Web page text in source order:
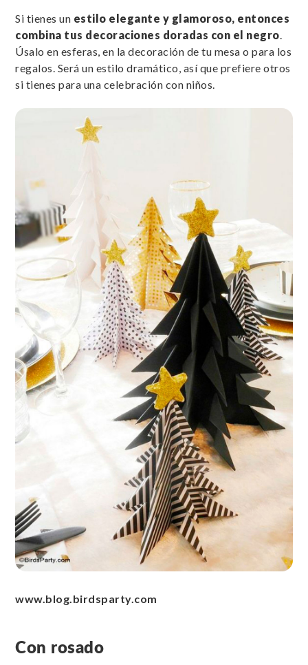
Si tienes un estilo elegante y glamoroso, entonces
combina tus decoraciones doradas con el negro.
Úsalo en esferas, en la decoración de tu mesa o para los
regalos. Será un estilo dramático, así que prefiere otros
si tienes para una celebración con niños.
www.blog.birdsparty.com
Con rosado